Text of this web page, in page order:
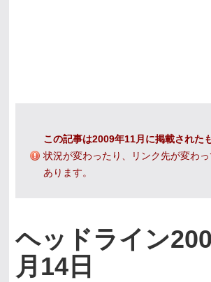
この記事は2009年11月に掲載された
状況が変わったり、リンク先が変わ
あります。
ヘッドライン
月14日